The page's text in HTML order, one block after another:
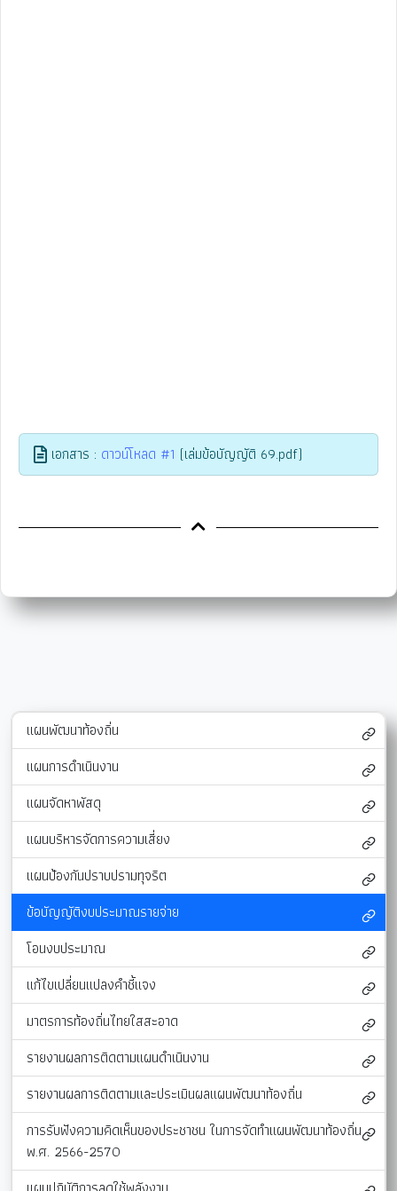
เอกสาร : ดาวน์โหลด #1 (เล่มข้อบัญญัติ 69.pdf)
แผนพัฒนาท้องถิ่น
แผนการดำเนินงาน
แผนจัดหาพัสดุ
แผนบริหารจัดการความเสี่ยง
แผนป้องกันปราบปรามทุจริต
ข้อบัญญัติงบประมาณรายจ่าย
โอนงบประมาณ
แก้ไขเปลี่ยนแปลงคำชี้แจง
มาตรการท้องถิ่นไทยใสสะอาด
รายงานผลการติดตามแผนดำเนินงาน
รายงานผลการติดตามและประเมินผลแผนพัฒนาท้องถิ่น
การรับฟังความคิดเห็นของประชาชน ในการจัดทำแผนพัฒนาท้องถิ่น
พ.ศ. 2566-2570